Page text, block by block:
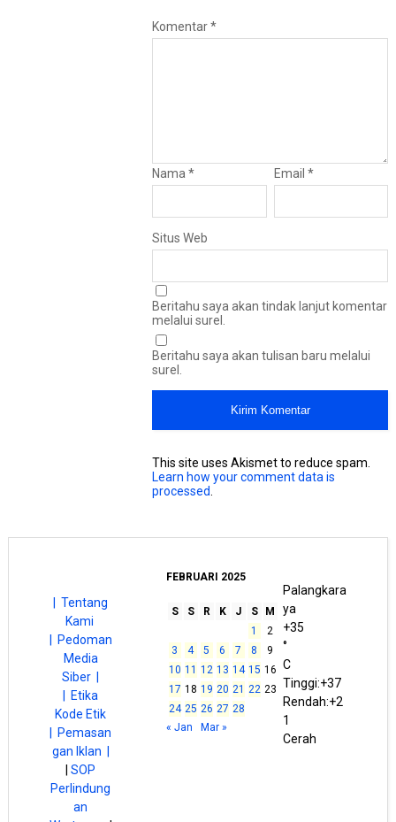
Komentar*
Nama* Email *
Situs Web
Beritahu saya akan tindak lanjut komentar
melalui surel.
Beritahu saya akan tulisan baru melalui
surel.
This site uses Akismet to reduce spam.
Learn how your comment data is
processed
| Tentang
Kami
Pedoman
Media
Siber |
| Etika
Kode Etik
Pemasan
gan Iklan |
|SOP
Perlindung
an
FEBRUARI 2025
S S R K J S
M
1
2
3
4 5 6 7 8
9
10 11 12 13 14 15 16
17 18 19 20 21 22 23
24 25 26 27 28
« Jan
Mar »
Palangkara
ya
+35
°
C
Tinggi:+37
Rendah:+2
1
Cerah